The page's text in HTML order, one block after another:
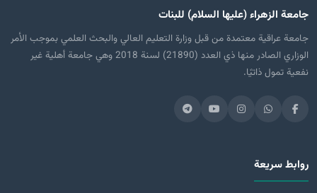
جامعة الزهراء (عليها السلام) للبنات
جامعة عراقية معتمدة من قبل وزارة التعليم العالي والبحث العلمي بموجب الأمر
الوزاري الصادر منها ذي العدد (21890) لسنة 2018 وهي جامعة أهلية غير
نفعية تمول ذاتيًا.
روابط سريعة